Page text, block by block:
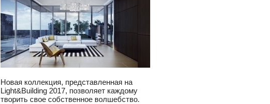
Новая коллекция, представленная на
Light&Building 2017, позволяет каждому
творить свое собственное волшебство.